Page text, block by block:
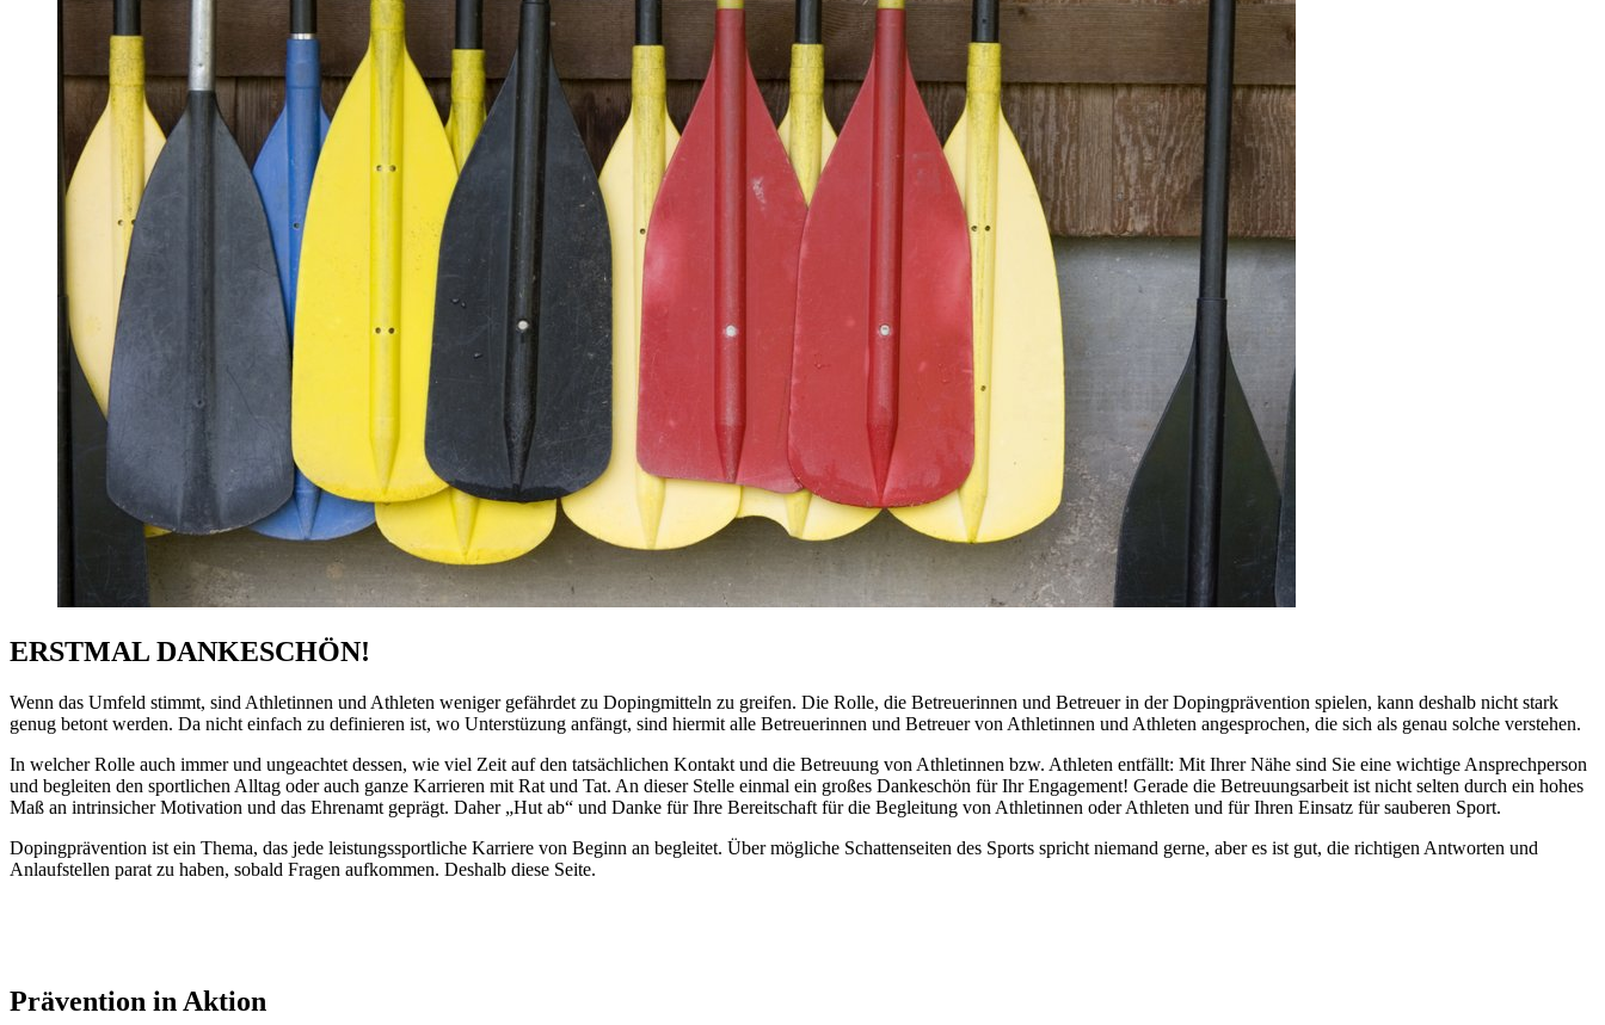
ERSTMAL DANKESCHÖN!
Wenn das Umfeld stimmt, sind Athletinnen und Athleten weniger gefährdet zu Dopingmitteln zu greifen. Die Rolle, die Betreuerinnen und Betreuer in der Dopingprävention spielen, kann deshalb nicht stark
genug betont werden. Da nicht einfach zu definieren ist, wo Unterstüzung anfängt, sind hiermit alle Betreuerinnen und Betreuer von Athletinnen und Athleten angesprochen, die sich als genau solche verstehen.
In welcher Rolle auch immer und ungeachtet dessen, wie viel Zeit auf den tatsächlichen Kontakt und die Betreuung von Athletinnen bzw. Athleten entfällt: Mit Ihrer Nähe sind Sie eine wichtige Ansprechperson
und begleiten den sportlichen Alltag oder auch ganze Karrieren mit Rat und Tat. An dieser Stelle einmal ein großes Dankeschön für Ihr Engagement! Gerade die Betreuungsarbeit ist nicht selten durch ein hohes
Maß an intrinsicher Motivation und das Ehrenamt geprägt. Daher „Hut ab“ und Danke für Ihre Bereitschaft für die Begleitung von Athletinnen oder Athleten und für Ihren Einsatz für sauberen Sport.
Dopingprävention ist ein Thema, das jede leistungssportliche Karriere von Beginn an begleitet. Über mögliche Schattenseiten des Sports spricht niemand gerne, aber es ist gut, die richtigen Antworten und
Anlaufstellen parat zu haben, sobald Fragen aufkommen. Deshalb diese Seite.
Prävention in Aktion